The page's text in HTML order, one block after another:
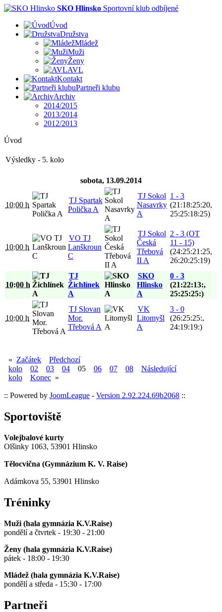
SKO Hlinsko Sportovní klub odbíjené
Úvod
Družstva
Mládež
Muži
Ženy
AVL
Kontakt
Partneři klubu
Archiv
2014/2015
2013/2014
2012/2013
Úvod
Výsledky - 5. kolo
sobota, 13.09.2014
10:00 h
TJ Spartak
Polička A
TJ Sokol
Nasavrky
A
1 - 3
(21:18:25:20,
25:25:18:25)
10:00 h
VO TJ
Lanškroun
C
TJ Sokol
Česká
Třebová
II A
2 - 3 (OT
11 - 15)
(24:25:21:25,
26:20:25:19)
10:00 h
TJ
Žichlínek
A
SKO
Hlinsko
A
0 - 3
(21:22:13:,
25:25:25:)
10:00 h
TJ Slovan
Mor.
Třebová A
VK
Litomyšl
A
3 - 0
(26:25:25:,
24:19:19:)
« Začátek
Předchozí
kolo
02 03 04 05 06 07 08
Následující
kolo
Konec »
:: Powered by JoomLeague - Version 2.92.224.69b2068 ::
Sportoviště
Volejbalové kurty
Olšinky 1063, 53901 Hlinsko
Tělocvična (Gymnázium K. V. Raise)
Adámkova 55, 53901 Hlinsko
Tréninky
Muži (hala gymnázia K.V.Raise)
pondělí a čtvrtek - 19:30 - 21:00
Ženy (hala gymnázia K.V.Raise)
pátek - 18:00 - 19:30
Mládež (hala gymnázia K.V.Raise)
pondělí a středa - 15:30 - 17:00
Partneři